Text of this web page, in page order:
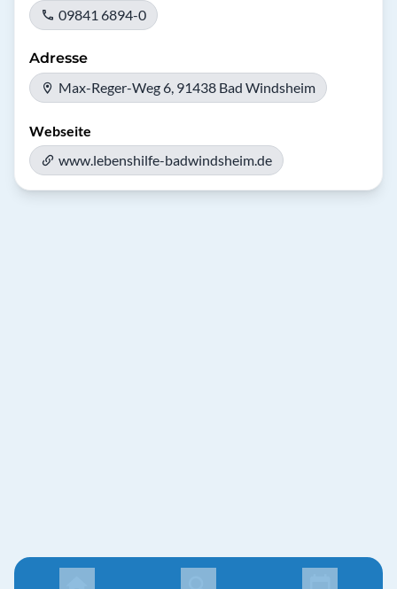
09841 6894-0
Adresse
Max-Reger-Weg 6, 91438 Bad Windsheim
Webseite
www.lebenshilfe-badwindsheim.de